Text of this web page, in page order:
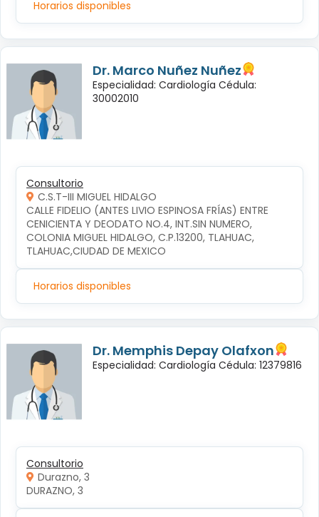
Horarios disponibles
Dr. Marco Nuñez Nuñez
Especialidad: Cardiología Cédula:
30002010
Consultorio
C.S.T-III MIGUEL HIDALGO
CALLE FIDELIO (ANTES LIVIO ESPINOSA FRÍAS) ENTRE
CENICIENTA Y DEODATO NO.4, INT.SIN NUMERO,
COLONIA MIGUEL HIDALGO, C.P.13200, TLAHUAC,
TLAHUAC,CIUDAD DE MEXICO
Horarios disponibles
Dr. Memphis Depay Olafxon
Especialidad: Cardiología Cédula: 12379816
Consultorio
Durazno, 3
DURAZNO, 3